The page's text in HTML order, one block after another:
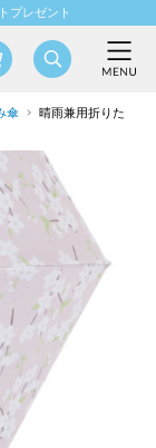
プレゼント
傘
晴雨兼用折りた